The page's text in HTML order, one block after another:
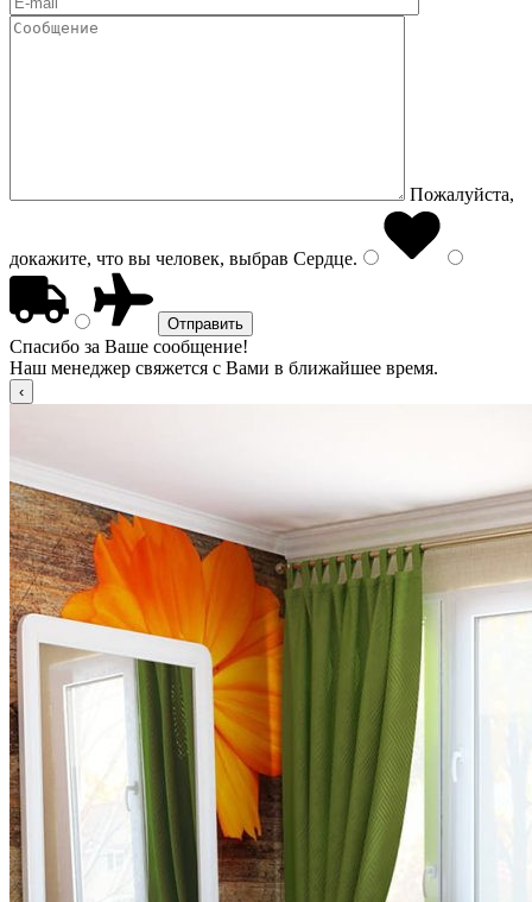
Пожалуйста,
докажите, что вы человек, выбрав Сердце.
Спасибо за Ваше сообщение!
Наш менеджер свяжется с Вами в ближайшее время.